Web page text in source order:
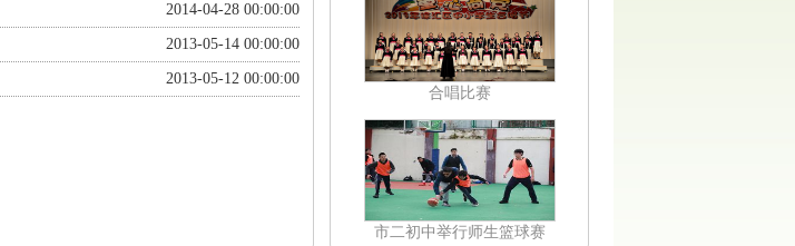
2014-04-28 00:00:00
2013-05-14 00:00:00
2013-05-12 00:00:00
合唱比赛
市二初中举行师生篮球赛